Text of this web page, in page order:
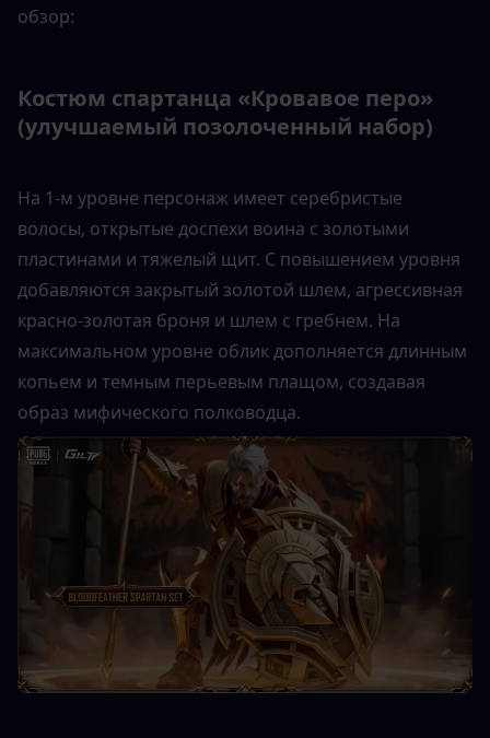
обзор:
Костюм спартанца «Кровавое перо»
(улучшаемый позолоченный набор)
На 1-м уровне персонаж имеет серебристые
волосы, открытые доспехи воина с золотыми
пластинами и тяжелый щит. С повышением уровня
добавляются закрытый золотой шлем, агрессивная
красно-золотая броня и шлем с гребнем. На
максимальном уровне облик дополняется длинным
копьем и темным перьевым плащом, создавая
образ мифического полководца.